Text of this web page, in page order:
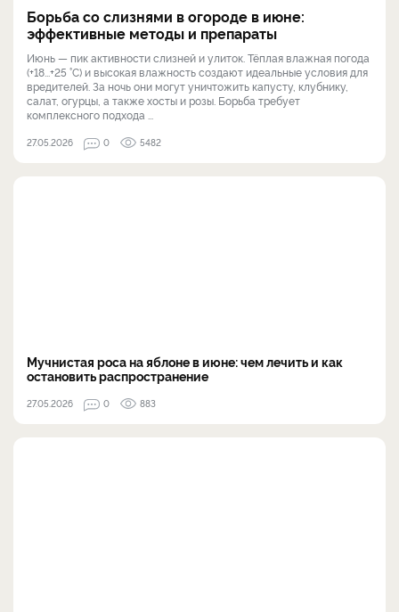
Борьба со слизнями в огороде в июне:
эффективные методы и препараты
Июнь — пик активности слизней и улиток. Тёплая влажная погода
(+18...+25 °C) и высокая влажность создают идеальные условия для
вредителей. За ночь они могут уничтожить капусту, клубнику,
салат, огурцы, а также хосты и розы. Борьба требует
комплексного подхода ...
27.05.2026 0 5482
Мучнистая роса на яблоне в июне: чем лечить и как
остановить распространение
27.05.2026 0 883